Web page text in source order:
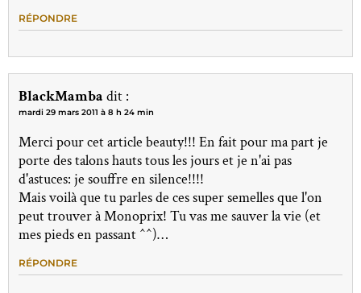
RÉPONDRE
BlackMamba dit :
mardi 29 mars 2011 à 8 h 24 min
Merci pour cet article beauty!!! En fait pour ma part je
porte des talons hauts tous les jours et je n'ai pas
d'astuces: je souffre en silence!!!!
Mais voilà que tu parles de ces super semelles que l'on
peut trouver à Monoprix! Tu vas me sauver la vie (et
mes pieds en passant ^^)…
RÉPONDRE